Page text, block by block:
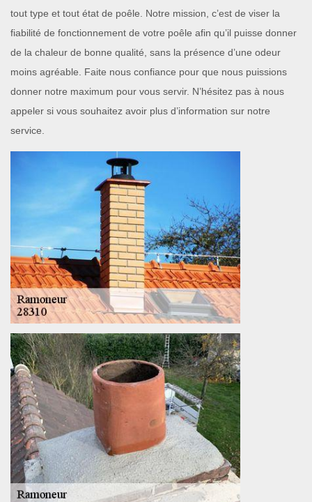
tout type et tout état de poêle. Notre mission, c’est de viser la
fiabilité de fonctionnement de votre poêle afin qu’il puisse donner
de la chaleur de bonne qualité, sans la présence d’une odeur
moins agréable. Faite nous confiance pour que nous puissions
donner notre maximum pour vous servir. N’hésitez pas à nous
appeler si vous souhaitez avoir plus d’information sur notre
service.